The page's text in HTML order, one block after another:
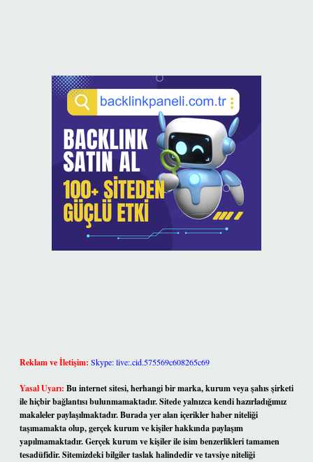
Reklam ve İletişim: Skype: live:.cid.575569c608265c69
Yasal Uyarı: Bu internet sitesi, herhangi bir marka, kurum veya şahıs şirketi
ile hiçbir bağlantısı bulunmamaktadır. Sitede yalnızca kendi hazırladığımız
makaleler paylaşılmaktadır. Burada yer alan içerikler haber niteliği
taşımamakta olup, gerçek kurum ve kişiler hakkında paylaşım
yapılmamaktadır. Gerçek kurum ve kişiler ile isim benzerlikleri tamamen
tesadüfidir. Sitemizdeki bilgiler taslak halindedir ve tavsiye niteliği